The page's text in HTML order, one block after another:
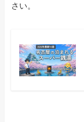
さい。